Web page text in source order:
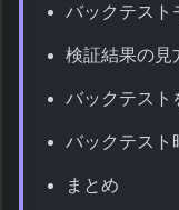
バックテスト
検証結果の見
バックテスト
バックテスト
まとめ